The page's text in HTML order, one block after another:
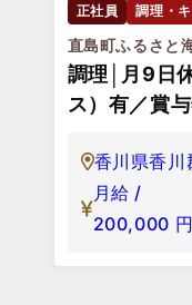
正社員 調理・
直島町ふるさと
調理│月9日
ス）有／賞
香川県香
月給 /
200,000 円